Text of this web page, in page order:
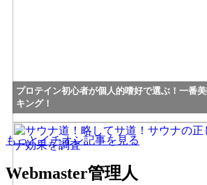
プロテイン初心者が個人的嗜好で選ぶ！一番
キング！
もっとイチオシ記事を見る
Webmaster管理人